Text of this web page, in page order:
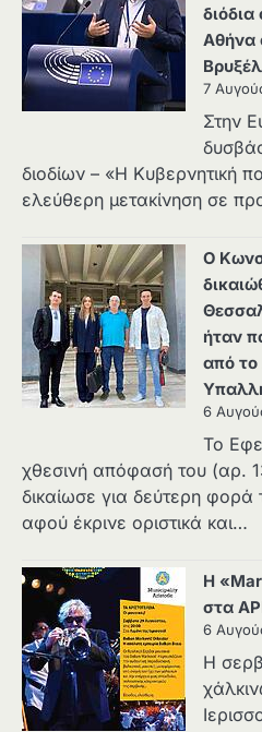
Αθήνα
7
Στην
διοδίων – «Η Κυβερνητική
ελεύθερη μετακίνηση σε
Ο
ήταν
από το
6
Το
χθεσινή απόφασή του (αρ.
δικαίωσε για δεύτερη φορά
αφού έκρινε οριστικά και…
Η
στα
6
Η